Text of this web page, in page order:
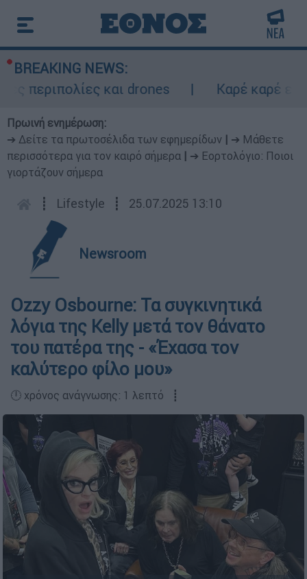
BREAKING NEWS:
περιπολίες και drones
Καρέ καρέ
Πρωινή ενημέρωση:
➔ Δείτε τα πρωτοσέλιδα των εφημερίδων
➔ Μάθετε
περισσότερα για τον καιρό σήμερα
➔ Εορτολόγιο: Ποιοι
γιορτάζουν σήμερα
┋ Lifestyle ┋ 25.07.2025 13:10
Newsroom
Ozzy Osbourne: Τα συγκινητικά
λόγια της Kelly μετά τον θάνατο
του πατέρα της - «Έχασα τον
καλύτερο φίλο μου»
🕛 χρόνος ανάγνωσης: 1 λεπτό ┋